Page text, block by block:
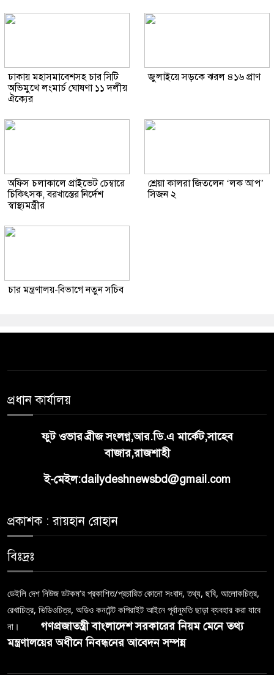
ঢাকায় মহাসমাবেশসহ চার সিটি
অভিমুখে লংমার্চ ঘোষণা ১১ দলীয়
ঐক্যের
জুলাইয়ে সড়কে ঝরল ৪১৬ প্রাণ
অফিস চলাকালে প্রাইভেট চেম্বারে
চিকিৎসক, বরখাস্তের নির্দেশ
স্বাস্থ্যমন্ত্রীর
শ্রেয়া কালরা জিতলেন ‘লক আপ’
সিজন ২
চার মন্ত্রণালয়-বিভাগে নতুন সচিব
প্রধান কার্যালয়
ফুট ওভার ব্রীজ সংলগ্ন,আর.ডি.এ মার্কেট,সাহেব
বাজার,রাজশাহী
ই-মেইল:dailydeshnewsbd@gmail.com
প্রকাশক : রায়হান রোহান
বিঃদ্রঃ
ডেইলি দেশ নিউজ ডটকম’র প্রকাশিত/প্রচারিত কোনো সংবাদ, তথ্য, ছবি, আলোকচিত্র,
রেখাচিত্র, ভিডিওচিত্র, অডিও কনটেন্ট কপিরাইট আইনে পূর্বানুমতি ছাড়া ব্যবহার করা যাবে
না।
গণপ্রজাতন্ত্রী বাংলাদেশ সরকারের নিয়ম মেনে তথ্য
মন্ত্রণালয়ের অধীনে নিবন্ধনের আবেদন সম্পন্ন